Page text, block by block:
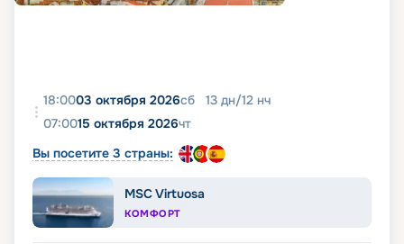
18:0003 октября 2026сб 13 дн/12 нч
07:0015 октября 2026чт
Вы посетите 3 страны:
MSC Virtuosa
КОМФОРТ